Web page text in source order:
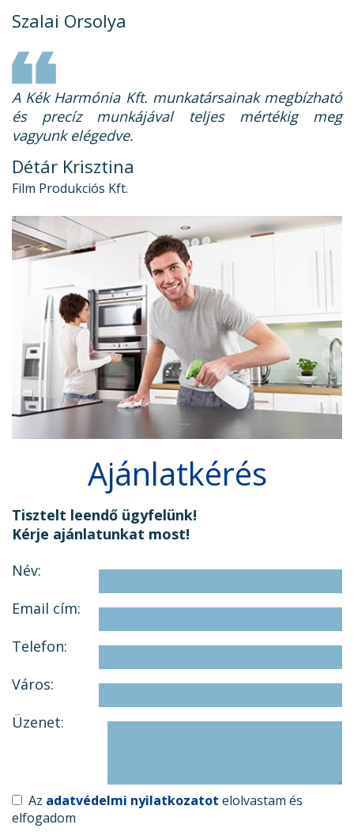
Szalai Orsolya
A Kék Harmónia Kft. munkatársainak megbízható
és precíz munkájával teljes mértékig meg
vagyunk elégedve.
Détár Krisztina
Film Produkciós Kft.
Ajánlatkérés
Tisztelt leendő ügyfelünk!
Kérje ajánlatunkat most!
Név:
Email cím:
Telefon:
Város:
Üzenet:
Az adatvédelmi nyilatkozatot elolvastam és
elfogadom